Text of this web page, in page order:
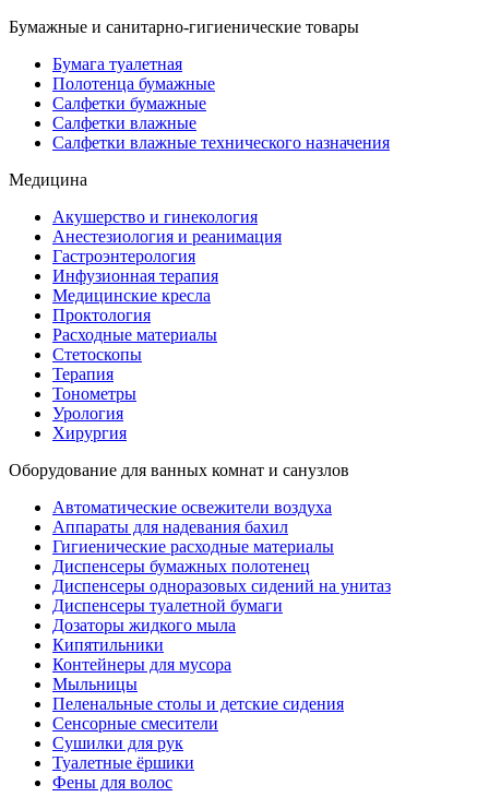
Бумажные и санитарно-гигиенические товары
Бумага туалетная
Полотенца бумажные
Салфетки бумажные
Салфетки влажные
Салфетки влажные технического назначения
Медицина
Акушерство и гинекология
Анестезиология и реанимация
Гастроэнтерология
Инфузионная терапия
Медицинские кресла
Проктология
Расходные материалы
Стетоскопы
Терапия
Тонометры
Урология
Хирургия
Оборудование для ванных комнат и санузлов
Автоматические освежители воздуха
Аппараты для надевания бахил
Гигиенические расходные материалы
Диспенсеры бумажных полотенец
Диспенсеры одноразовых сидений на унитаз
Диспенсеры туалетной бумаги
Дозаторы жидкого мыла
Кипятильники
Контейнеры для мусора
Мыльницы
Пеленальные столы и детские сидения
Сенсорные смесители
Сушилки для рук
Туалетные ёршики
Фены для волос